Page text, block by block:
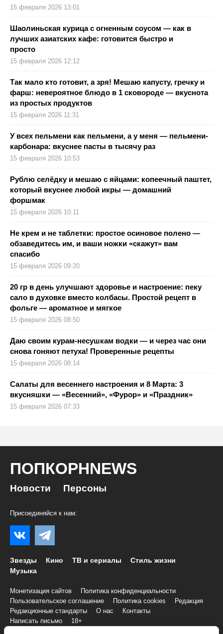
15 февраля 2026 13:01
Шаолиньская курица с огненным соусом — как в
лучших азиатских кафе: готовится быстро и
просто
15 февраля 2026 12:12
Так мало кто готовит, а зря! Мешаю капусту, гречку и
фарш: невероятное блюдо в 1 сковороде — вкуснота
из простых продуктов
15 февраля 2026 11:31
У всех пельмени как пельмени, а у меня — пельмени-
карбонара: вкуснее пасты в тысячу раз
15 февраля 2026 10:53
Рублю селёдку и мешаю с яйцами: копеечный паштет,
который вкуснее любой икры — домашний
форшмак
15 февраля 2026 10:11
Не крем и не таблетки: простое осиновое полено —
обзаведитесь им, и ваши ножки «скажут» вам
спасибо
15 февраля 2026 09:20
20 гр в день улучшают здоровье и настроение: пеку
сало в духовке вместо колбасы. Простой рецепт в
фольге — ароматное и мягкое
15 февраля 2026 08:50
Даю своим курам-несушкам водки — и через час они
снова гоняют петуха! Проверенные рецепты
15 февраля 2026 08:14
Салаты для весеннего настроения и 8 Марта: 3
вкусняшки — «Весенний», «Фурор» и «Праздник»
15 февраля 2026 07:33
ПОПКОРНNEWS
Новости Персоны
Присоединяйся к нам:
Звезды Кино ТВ и сериалы
Стиль жизни
Музыка
Монетизация сайтов
Политика конфиденциальности
Пользовательское соглашение
Политика cookies
Редакция
Редакционные стандарты
О нас
Контакты
Написать письмо
18+